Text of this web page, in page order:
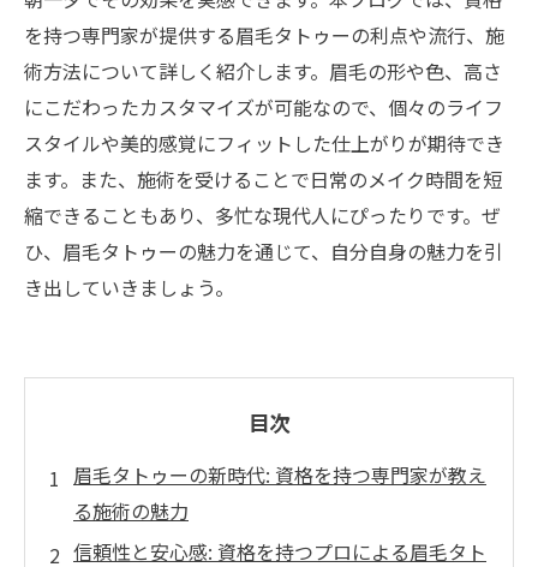
を持つ専門家が提供する眉毛タトゥーの利点や流行、施
術方法について詳しく紹介します。眉毛の形や色、高さ
にこだわったカスタマイズが可能なので、個々のライフ
スタイルや美的感覚にフィットした仕上がりが期待でき
ます。また、施術を受けることで日常のメイク時間を短
縮できることもあり、多忙な現代人にぴったりです。ぜ
ひ、眉毛タトゥーの魅力を通じて、自分自身の魅力を引
き出していきましょう。
目次
眉毛タトゥーの新時代: 資格を持つ専門家が教え
る施術の魅力
信頼性と安心感: 資格を持つプロによる眉毛タト